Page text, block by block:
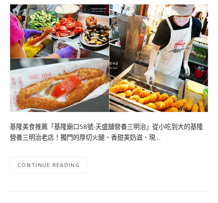
基隆美食推薦「基隆廟口58號-天盛舖營養三明治」從小吃到大的基隆
營養三明治老店！獨門的厚切火腿、香甜美奶滋、現…
CONTINUE READING